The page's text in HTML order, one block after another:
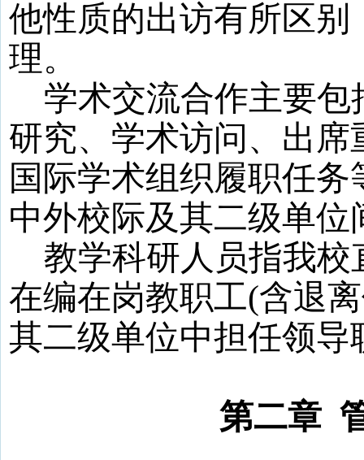
他性质的出访有所区
理。
学术交流合作主要
研究、学术访问、出
国际学术组织履职任
中外校际及其二级单位
教学科研人员指我
在编在岗教职工(含退
其二级单位中担任领导
第二章